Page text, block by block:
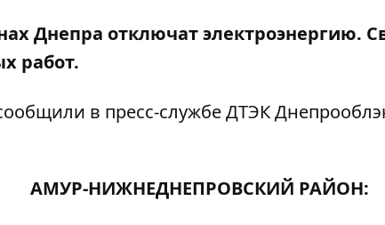
Днепра отключат электроэнергию.
работ.
в пресс-службе ДТЭК
АМУР-НИЖНЕДНЕПРОВСКИЙ РАЙОН: